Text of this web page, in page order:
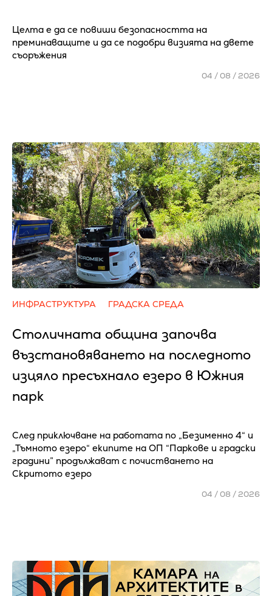
Целта е да се повиши безопасността на
преминаващите и да се подобри визията на двете
съоръжения
04 / 08 / 2026
ИНФРАСТРУКТУРА ГРАДСКА СРЕДА
Столичната община започва
възстановяването на последното
изцяло пресъхнало езеро в Южния
парк
След приключване на работата по „Безименно 4“ и
„Тъмното езеро“ екипите на ОП “Паркове и градски
градини” продължават с почистването на
Скритото езеро
04 / 08 / 2026